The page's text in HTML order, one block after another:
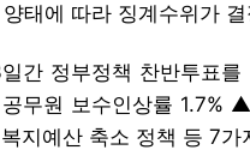
태에 따라 징계수위가
간 정부정책 찬반투표
무원 보수인상률 1.7%
지예산 축소 정책 등 7가